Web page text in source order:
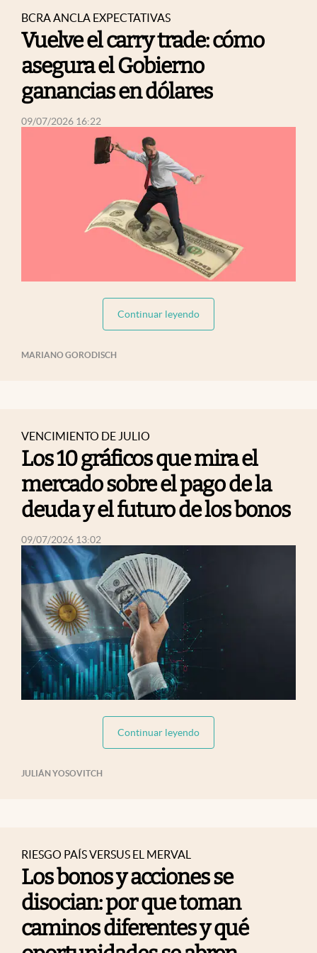
BCRA ANCLA EXPECTATIVAS
Vuelve el carry trade: cómo
asegura el Gobierno
ganancias en dólares
09/07/2026 16:22
Continuar leyendoabre en nueva pestaña
MARIANO GORODISCH
VENCIMIENTO DE JULIO
Los 10 gráficos que mira el
mercado sobre el pago de la
deuda y el futuro de los bonos
09/07/2026 13:02
Continuar leyendoabre en nueva pestaña
JULIÁN YOSOVITCH
RIESGO PAÍS VERSUS EL MERVAL
Los bonos y acciones se
disocian: por que toman
caminos diferentes y qué